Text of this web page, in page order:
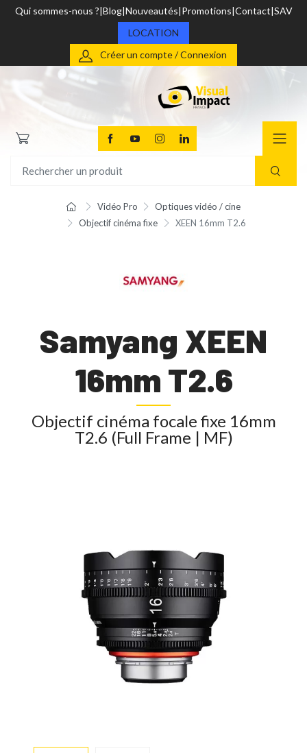
Qui sommes-nous ? Blog Nouveautés Promotions Contact SAV
LOCATION
Créer un compte / Connexion
Vidéo Pro
Optiques vidéo / cine
Objectif cinéma fixe
XEEN 16mm T2.6
Samyang XEEN
16mm T2.6
Objectif cinéma focale fixe 16mm
T2.6 (Full Frame | MF)
info